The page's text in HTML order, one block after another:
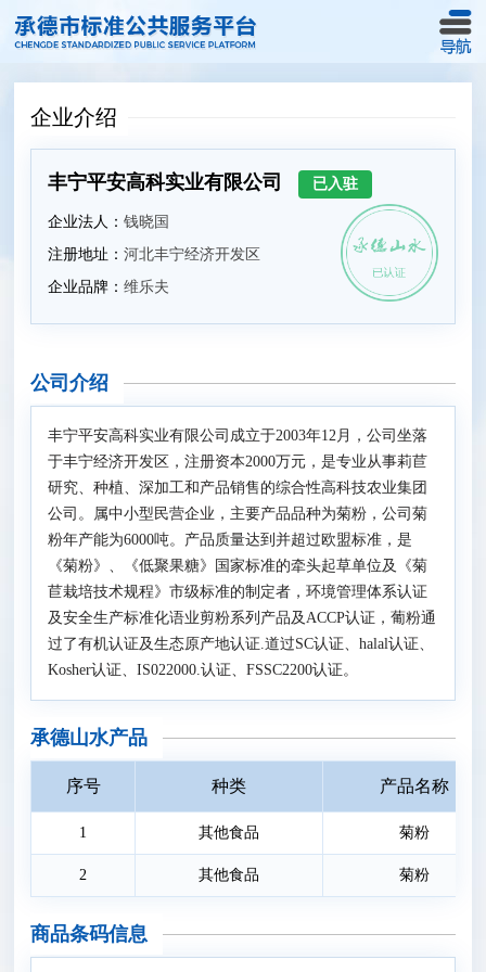
企业介绍
丰宁平安高科实业有限公司 已入驻
企业法人：钱晓国
注册地址：河北丰宁经济开发区
企业品牌：维乐夫
公司介绍
丰宁平安高科实业有限公司成立于2003年12月，公司坐落
于丰宁经济开发区，注册资本2000万元，是专业从事莉苣
研究、种植、深加工和产品销售的综合性高科技农业集团
公司。属中小型民营企业，主要产品品种为菊粉，公司菊
粉年产能为6000吨。产品质量达到并超过欧盟标准，是
《菊粉》、《低聚果糖》国家标准的牵头起草单位及《菊
苣栽培技术规程》市级标准的制定者，环境管理体系认证
及安全生产标准化语业剪粉系列产品及ACCP认证，葡粉通
过了有机认证及生态原产地认证.道过SC认证、halal认证、
Kosher认证、IS022000.认证、FSSC2200认证。
承德山水产品
序号 种类 产品名称
1 其他食品 菊粉
2 其他食品 菊粉
商品条码信息